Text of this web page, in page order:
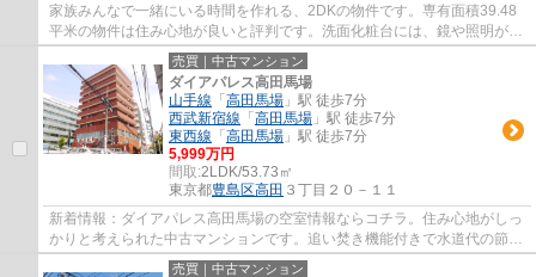
家族みんなで一緒にいる時間を作れる、2DKの物件です。専有面積39.48
平米の物件は住み心地が良いと評判です。洗面化粧台には、鏡や照明がつ
いており身支度に利用できます。バルコニー...
売買｜中古マンション
ダイアパレス高田馬場
山手線 「 高田馬場 」駅 徒歩7分
西武新宿線 「 高田馬場 」駅 徒歩7分
東西線 「 高田馬場 」駅 徒歩7分
5,999万円
間取:2LDK/53.73㎡
東京都豊島区高田 ３丁目２０－１１
新着情報：ダイアパレス高田馬場の空室情報ならコチラ。住み心地がしっ
かりと考えられた中古マンションです。追い焚き機能付きで水道代の節約
につながります。空き巣対策には、防犯カ...
売買｜中古マンション